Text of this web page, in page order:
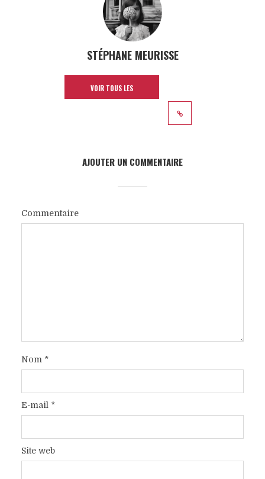
STÉPHANE MEURISSE
VOIR TOUS LES
AJOUTER UN COMMENTAIRE
Commentaire
Nom *
E-mail *
Site web